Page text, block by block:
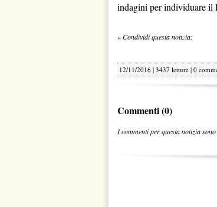
indagini per individuare il
» Condividi questa notizia:
12/11/2016 | 3437 letture | 0
Commenti (0)
I commenti per questa notizia